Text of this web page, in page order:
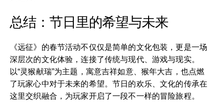
总结：节日里的希望与未来
《远征》的春节活动不仅仅是简单的文化包装，更是一场
深层次的文化体验，连接了传统与现代、游戏与现实。
以“灵猴献瑞”为主题，寓意吉祥如意、猴年大吉，也点燃
了玩家心中对于未来的希望。节日的欢乐、文化的传承在
这里交织融合，为玩家开启了一段不一样的冒险旅程。